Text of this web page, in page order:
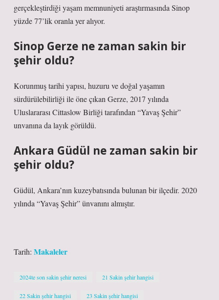
gerçekleştirdiği yaşam memnuniyeti araştırmasında Sinop
yüzde 77’lik oranla yer alıyor.
Sinop Gerze ne zaman sakin bir
şehir oldu?
Korunmuş tarihi yapısı, huzuru ve doğal yaşamın
sürdürülebilirliği ile öne çıkan Gerze, 2017 yılında
Uluslararası Cittaslow Birliği tarafından “Yavaş Şehir”
unvanına da layık görüldü.
Ankara Güdül ne zaman sakin bir
şehir oldu?
Güdül, Ankara’nın kuzeybatısında bulunan bir ilçedir. 2020
yılında “Yavaş Şehir” ünvanını almıştır.
Tarih: Makaleler
2024te son sakin şehir neresi 21 Sakin şehir hangisi
22 Sakin şehir hangisi 23 Sakin şehir hangisi